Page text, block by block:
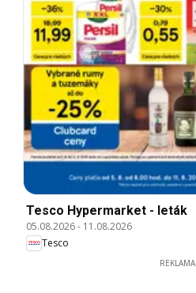
Tesco Hypermarket - leták
05.08.2026- 11.08.2026
Tesco
REKLAMA